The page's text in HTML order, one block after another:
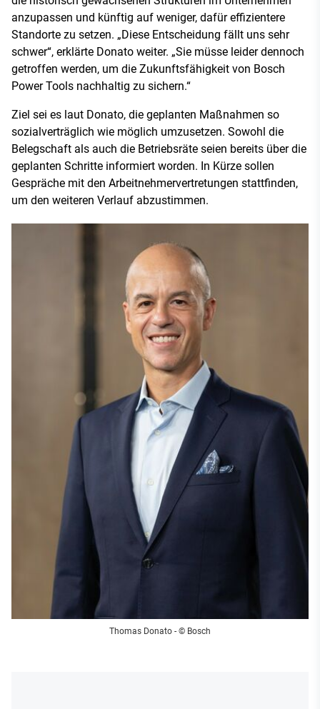
anzupassen und künftig auf weniger, dafür effizientere
Standorte zu setzen. „Diese Entscheidung fällt uns sehr
schwer“, erklärte Donato weiter. „Sie müsse leider dennoch
getroffen werden, um die Zukunftsfähigkeit von Bosch
Power Tools nachhaltig zu sichern.“
Ziel sei es laut Donato, die geplanten Maßnahmen so
sozialverträglich wie möglich umzusetzen. Sowohl die
Belegschaft als auch die Betriebsräte seien bereits über die
geplanten Schritte informiert worden. In Kürze sollen
Gespräche mit den Arbeitnehmervertretungen stattfinden,
um den weiteren Verlauf abzustimmen.
Thomas Donato - © Bosch